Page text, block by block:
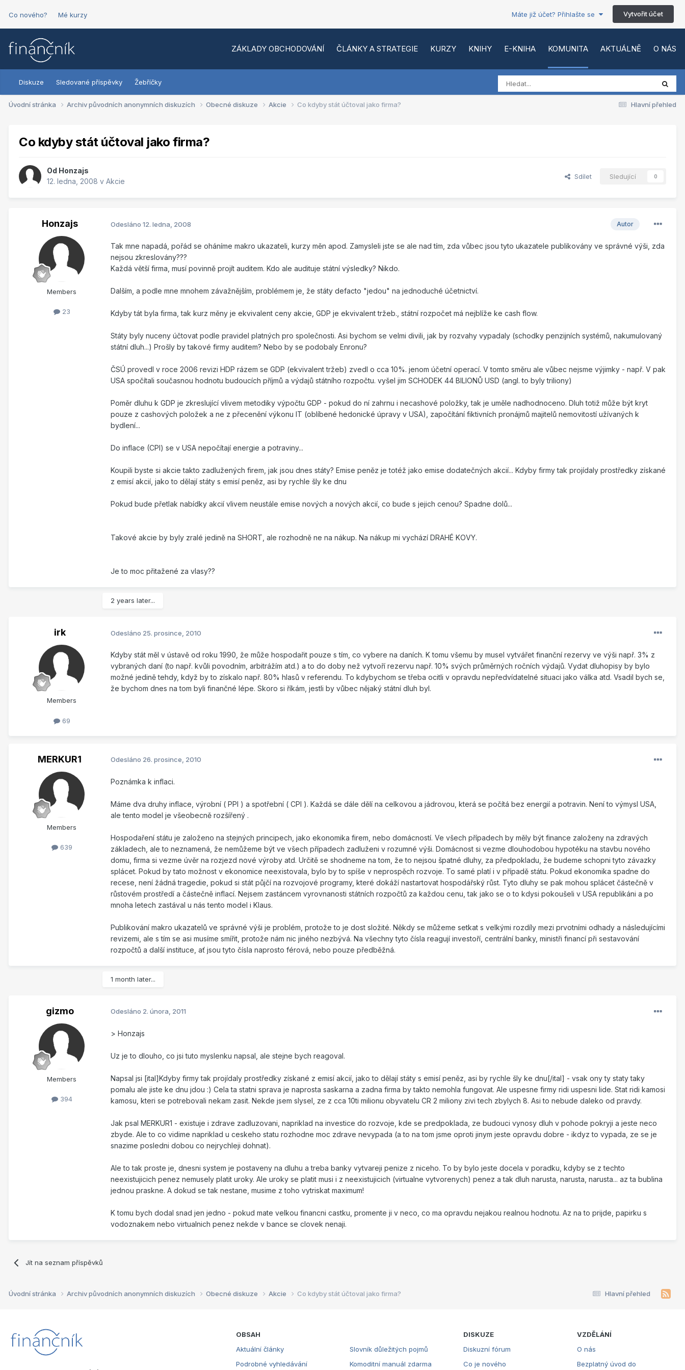
Co nového? Mé kurzy Máte již účet? Přihlašte se Vytvořit účet
ZÁKLADY OBCHODOVÁNÍ ČLÁNKY A STRATEGIE KURZY KNIHY E-KNIHA KOMUNITA AKTUÁLNĚ O NÁS
Diskuze Sledované příspěvky Žebříčky
Hlavní přehled
Úvodní stránka Archiv původních anonymních diskuzích Obecné diskuze Akcie Co kdyby stát účtoval jako firma?
Co kdyby stát účtoval jako firma?
Od Honzajs
12. ledna, 2008 v Akcie
Sdílet Sledující 0
Honzajs
Members
23
Autor
Odesláno 12. ledna, 2008
Tak mne napadá, pořád se oháníme makro ukazateli, kurzy měn apod. Zamysleli jste se ale nad tím, zda vůbec jsou tyto ukazatele publikovány ve správné výši, zda
nejsou zkreslovány???
Každá větší firma, musí povinně projít auditem. Kdo ale audituje státní výsledky? Nikdo.
Dalším, a podle mne mnohem závažnějším, problémem je, že státy defacto "jedou" na jednoduché účetnictví.
Kdyby tát byla firma, tak kurz měny je ekvivalent ceny akcie, GDP je ekvivalent tržeb., státní rozpočet má nejblíže ke cash flow.
Státy byly nuceny účtovat podle pravidel platných pro společnosti. Asi bychom se velmi divili, jak by rozvahy vypadaly (schodky penzijních systémů, nakumulovaný
státní dluh...) Prošly by takové firmy auditem? Nebo by se podobaly Enronu?
ČSÚ provedl v roce 2006 revizi HDP rázem se GDP (ekvivalent tržeb) zvedl o cca 10%. jenom účetní operací. V tomto směru ale vůbec nejsme výjimky - např. V pak
USA spočítali současnou hodnotu budoucích příjmů a výdajů státního rozpočtu. vyšel jim SCHODEK 44 BILIONŮ USD (angl. to byly triliony)
Poměr dluhu k GDP je zkreslující vlivem metodiky výpočtu GDP - pokud do ní zahrnu i necashové položky, tak je uměle nadhodnoceno. Dluh totiž může být kryt
pouze z cashových položek a ne z přecenění výkonu IT (oblíbené hedonické úpravy v USA), započítání fiktivních pronájmů majitelů nemovitostí užívaných k
bydlení...
Do inflace (CPI) se v USA nepočítají energie a potraviny...
Koupili byste si akcie takto zadlužených firem, jak jsou dnes státy? Emise peněz je totéž jako emise dodatečných akcií... Kdyby firmy tak projídaly prostředky získané
z emisí akcií, jako to dělají státy s emisí peněz, asi by rychle šly ke dnu
Pokud bude přetlak nabídky akcií vlivem neustále emise nových a nových akcií, co bude s jejich cenou? Spadne dolů...
Takové akcie by byly zralé jedině na SHORT, ale rozhodně ne na nákup. Na nákup mi vychází DRAHÉ KOVY.
Je to moc přitažené za vlasy??
2 years later...
irk
Members
69
Odesláno 25. prosince, 2010
Kdyby stát měl v ústavě od roku 1990, že může hospodařit pouze s tím, co vybere na daních. K tomu všemu by musel vytvářet finanční rezervy ve výši např. 3% z
vybraných daní (to např. kvůli povodním, arbitrážím atd.) a to do doby než vytvoří rezervu např. 10% svých průměrných ročních výdajů. Vydat dluhopisy by bylo
možné jedině tehdy, když by to získalo např. 80% hlasů v referendu. To kdybychom se třeba ocitli v opravdu nepředvídatelné situaci jako válka atd. Vsadil bych se,
že bychom dnes na tom byli finančné lépe. Skoro si říkám, jestli by vůbec nějaký státní dluh byl.
MERKUR1
Members
639
Odesláno 26. prosince, 2010
Poznámka k inflaci.
Máme dva druhy inflace, výrobní ( PPI ) a spotřební ( CPI ). Každá se dále dělí na celkovou a jádrovou, která se počítá bez energií a potravin. Není to výmysl USA,
ale tento model je všeobecně rozšířený .
Hospodaření státu je založeno na stejných principech, jako ekonomika firem, nebo domácností. Ve všech případech by měly být finance založeny na zdravých
základech, ale to neznamená, že nemůžeme být ve všech případech zadluženi v rozumné výši. Domácnost si vezme dlouhodobou hypotéku na stavbu nového
domu, firma si vezme úvěr na rozjezd nové výroby atd. Určitě se shodneme na tom, že to nejsou špatné dluhy, za předpokladu, že budeme schopni tyto závazky
splácet. Pokud by tato možnost v ekonomice neexistovala, bylo by to spíše v neprospěch rozvoje. To samé platí i v případě státu. Pokud ekonomika spadne do
recese, není žádná tragedie, pokud si stát půjčí na rozvojové programy, které dokáží nastartovat hospodářský růst. Tyto dluhy se pak mohou splácet částečně v
růstovém prostředí a částečně inflací. Nejsem zastáncem vyrovnanosti státních rozpočtů za každou cenu, tak jako se o to kdysi pokoušeli v USA republikáni a po
mnoha letech zastával u nás tento model i Klaus.
Publikování makro ukazatelů ve správné výši je problém, protože to je dost složité. Někdy se můžeme setkat s velkými rozdíly mezi prvotními odhady a následujícími
revizemi, ale s tím se asi musíme smířit, protože nám nic jiného nezbývá. Na všechny tyto čísla reagují investoří, centrální banky, ministři financí při sestavování
rozpočtů a další instituce, ať jsou tyto čísla naprosto férová, nebo pouze předběžná.
1 month later...
gizmo
Members
394
Odesláno 2. února, 2011
> Honzajs
Uz je to dlouho, co jsi tuto myslenku napsal, ale stejne bych reagoval.
Napsal jsi [ital]Kdyby firmy tak projídaly prostředky získané z emisí akcií, jako to dělají státy s emisí peněz, asi by rychle šly ke dnu[/ital] - vsak ony ty staty taky
pomalu ale jiste ke dnu jdou :) Cela ta statni sprava je naprosta saskarna a zadna firma by takto nemohla fungovat. Ale uspesne firmy ridi uspesni lide. Stat ridi kamosi
kamosu, kteri se potrebovali nekam zasit. Nekde jsem slysel, ze z cca 10ti milionu obyvatelu CR 2 miliony zivi tech zbylych 8. Asi to nebude daleko od pravdy.
Jak psal MERKUR1 - existuje i zdrave zadluzovani, napriklad na investice do rozvoje, kde se predpoklada, ze budouci vynosy dluh v pohode pokryji a jeste neco
zbyde. Ale to co vidime napriklad u ceskeho statu rozhodne moc zdrave nevypada (a to na tom jsme oproti jinym jeste opravdu dobre - ikdyz to vypada, ze se je
snazime posledni dobou co nejrychleji dohnat).
Ale to tak proste je, dnesni system je postaveny na dluhu a treba banky vytvareji penize z niceho. To by bylo jeste docela v poradku, kdyby se z techto
neexistujicich penez nemusely platit uroky. Ale uroky se platit musi i z neexistujicich (virtualne vytvorenych) penez a tak dluh narusta, narusta, narusta... az ta bublina
jednou praskne. A dokud se tak nestane, musime z toho vytriskat maximum!
K tomu bych dodal snad jen jedno - pokud mate velkou financni castku, promente ji v neco, co ma opravdu nejakou realnou hodnotu. Az na to prijde, papirku s
vodoznakem nebo virtualnich penez nekde v bance se clovek nenaji.
Jít na seznam příspěvků
Hlavní přehled
Úvodní stránka Archiv původních anonymních diskuzích Obecné diskuze Akcie Co kdyby stát účtoval jako firma?
OBSAH
Aktuální články
Podrobné vyhledávání
Slovník důležitých pojmů
Komoditní manuál zdarma
DISKUZE
Diskuzní fórum
Co je nového
VZDĚLÁNÍ
O nás
Bezplatný úvod do